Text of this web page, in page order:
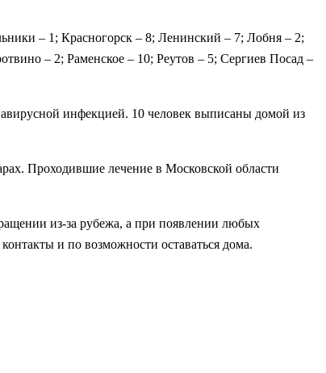
– 1; Красногорск – 8; Ленинский – 7; Лобня – 2;
– 2; Раменское – 10; Реутов – 5; Сергиев Посад –
инфекцией. 10 человек выписаны домой из
Проходившие лечение в Московской области
из-за рубежа, а при появлении любых
и по возможности оставаться дома.